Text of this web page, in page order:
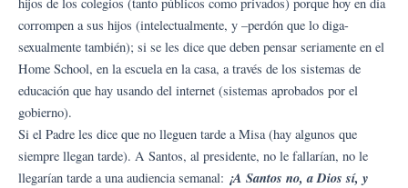
corrompen a sus hijos (intelectualmente, y –perdón que lo diga-
sexualmente también); si se les dice que deben pensar seriamente en el
Home School, en la escuela en la casa, a través de los sistemas de
educación que hay usando del internet (sistemas aprobados por el
gobierno).
Si el Padre les dice que no lleguen tarde a Misa (hay algunos que
siempre llegan tarde). A Santos, al presidente, no le fallarían, no le
llegarían tarde a una audiencia semanal: ¡A Santos no, a Dios sí, y